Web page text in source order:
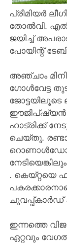
പ്രീമിയർ
തോൽവി.
ജയിച്ച്
പോയിന്റ്
അഞ്ചാം
ഗോൾവേട്ട
ഈജിപ്ഷ്യൻ
ഹാട്രിക്ക്
ചെയ്തു.
റൊണാൾഡോ
. കെയ്റ്റയെ
ചുവപ്പ്കാർഡ്
ഇന്നത്തെ
ഏറ്റവും